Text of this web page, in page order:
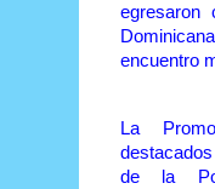
egresaron
encuentro
La
de la